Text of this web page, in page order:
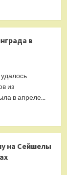
в
из
в апреле...
на Сейшелы